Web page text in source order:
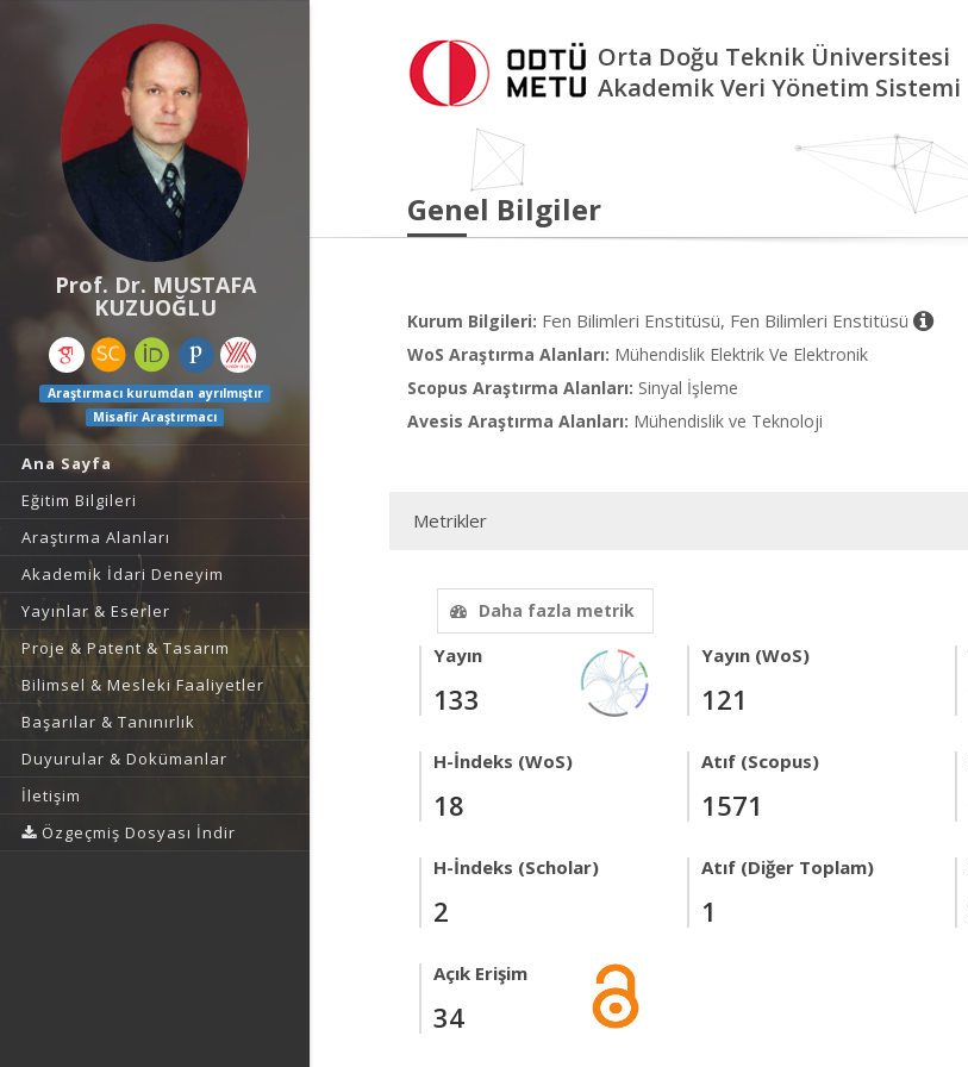
Prof. Dr. MUSTAFA
KUZUOĞLU
Araştırmacı kurumdan ayrılmıştır
Misafir Araştırmacı
Ana Sayfa
Eğitim Bilgileri
Araştırma Alanları
Akademik İdari Deneyim
Yayınlar & Eserler
Proje & Patent & Tasarım
Bilimsel & Mesleki Faaliyetler
Başarılar & Tanınırlık
Duyurular & Dokümanlar
İletişim
Özgeçmiş Dosyası İndir
Orta Doğu Teknik Üniversitesi
Akademik Veri Yönetim Sistemi
Genel Bilgiler
Kurum Bilgileri: Fen Bilimleri Enstitüsü, Fen Bilimleri Enstitüsü
WoS Araştırma Alanları: Mühendislik Elektrik Ve Elektronik
Scopus Araştırma Alanları: Sinyal İşleme
Avesis Araştırma Alanları: Mühendislik ve Teknoloji
Metrikler
Daha fazla metrik
Yayın
133
Yayın (WoS)
121
H-İndeks (WoS)
18
Atıf (Scopus)
1571
H-İndeks (Scholar)
2
Atıf (Diğer Toplam)
1
Açık Erişim
34